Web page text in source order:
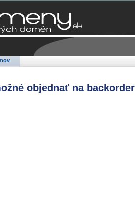
objednať na backorder